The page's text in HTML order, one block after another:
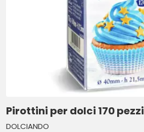
Pirottini per dolci 170 pezzi
DOLCIANDO